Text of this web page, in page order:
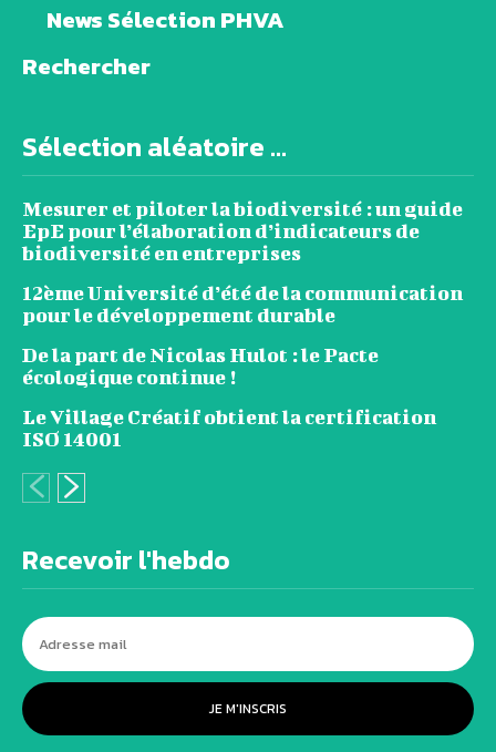
News Sélection PHVA
Rechercher
Sélection aléatoire ...
Mesurer et piloter la biodiversité : un guide
EpE pour l’élaboration d’indicateurs de
biodiversité en entreprises
12ème Université d’été de la communication
pour le développement durable
De la part de Nicolas Hulot : le Pacte
écologique continue !
Le Village Créatif obtient la certification
ISO 14001
Recevoir l'hebdo
JE M'INSCRIS